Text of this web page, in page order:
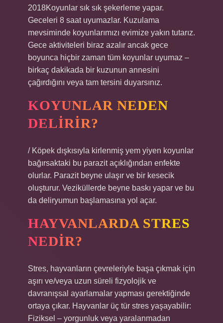
2018Koyunlar sık ​​sık şekerleme yapar.
Geceleri 8 saat uyumazlar. Kuzulama
mevsiminde koyunlarımızı evimize yakın tutarız.
Gece aktiviteleri biraz azalır ancak gece
boyunca hiçbir zaman tüm koyunlar uyumaz –
birkaç dakikada bir kuzunun annesini
çağırdığını veya tam tersini duyarsınız.
KOYUNLAR NEDEN
DELIRIR?
/ Köpek dışkısıyla kirlenmiş yem yiyen koyunlar
bağırsaktaki bu parazit açıklığından enfekte
olurlar. Parazit beyne ulaşır ve bir kesecik
oluşturur. Veziküllerde beyne baskı yapar ve bu
da deliryumun başlamasına yol açar.
HAYVANLARDA STRES
NEDIR?
Stres, hayvanların çevreleriyle başa çıkmak için
aşırı ve/veya uzun süreli fizyolojik ve
davranışsal ayarlamalar yapması gerektiğinde
ortaya çıkar. Hayvanlar üç tür stres yaşayabilir:
Fiziksel – yorgunluk veya yaralanmadan